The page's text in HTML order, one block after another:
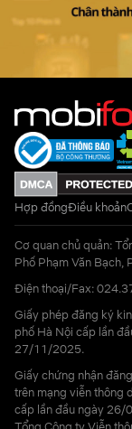
Hợp đồngĐiều khoản
Cơ quan chủ quản:
Phố Phạm Văn Bạch,
Điện thoại/Fax:
Giấy phép đăng ký
phố Hà Nội cấp lần
27/11/2025.
Giấy chứng nhận
trên mạng viễn
cấp lần đầu ngày 26/